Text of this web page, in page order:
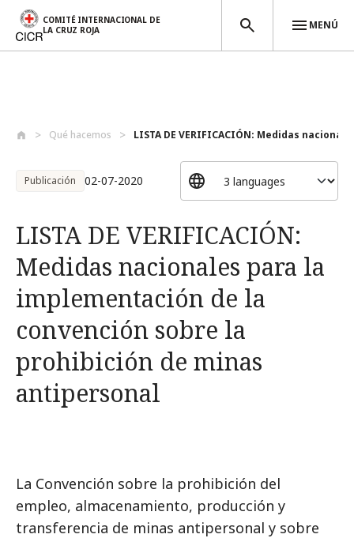
COMITÉ INTERNACIONAL DE
LA CRUZ ROJA
MENÚ
Qué hacemos LISTA DE VERIFICACIÓN: Medidas
Publicación 02-07-2020
LISTA DE VERIFICACIÓN:
Medidas nacionales para la
implementación de la
convención sobre la
prohibición de minas
antipersonal
La Convención sobre la prohibición del
empleo, almacenamiento, producción y
transferencia de minas antipersonal y sobre